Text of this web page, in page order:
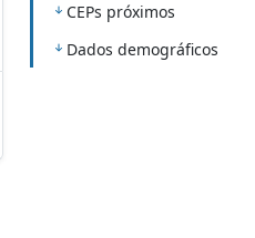
CEPs próximos
Dados demográficos